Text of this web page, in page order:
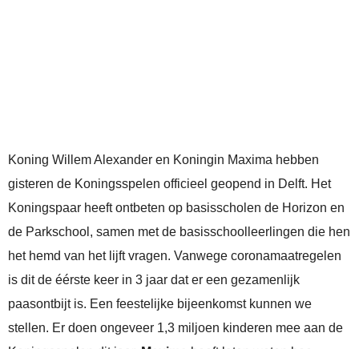
Koning Willem Alexander en Koningin Maxima hebben
gisteren de Koningsspelen officieel geopend in Delft. Het
Koningspaar heeft ontbeten op basisscholen de Horizon en
de Parkschool, samen met de basisschoolleerlingen die hen
het hemd van het lijft vragen. Vanwege coronamaatregelen
is dit de éérste keer in 3 jaar dat er een gezamenlijk
paasontbijt is. Een feestelijke bijeenkomst kunnen we
stellen. Er doen ongeveer 1,3 miljoen kinderen mee aan de